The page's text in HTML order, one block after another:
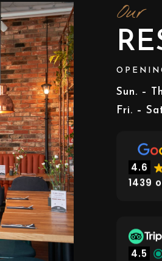
Our
Sun. –
Fri. –
4.6
1439
4.5